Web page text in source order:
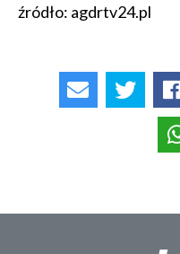
źródło: agdrtv24.pl